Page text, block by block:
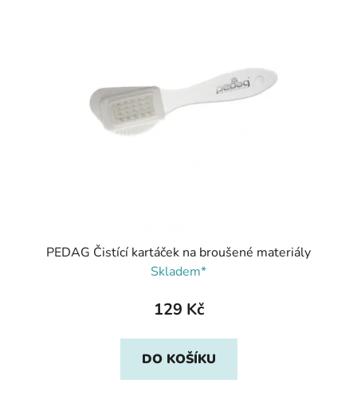
PEDAG Čistící kartáček na broušené materiály
Skladem*
129 Kč
DO KOŠÍKU